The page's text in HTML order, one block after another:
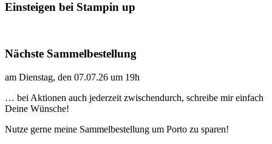
Einsteigen bei Stampin up
Nächste Sammelbestellung
am Dienstag, den 07.07.26 um 19h
… bei Aktionen auch jederzeit zwischendurch, schreibe mir einfach
Deine Wünsche!
Nutze gerne meine Sammelbestellung um Porto zu sparen!